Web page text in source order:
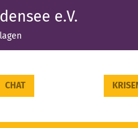
e.V.
CHAT